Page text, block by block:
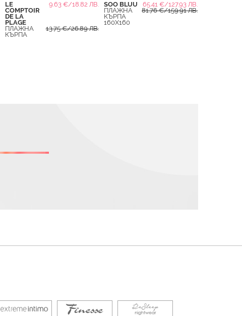
LE
COMPTOIR
DE LA
PLAGE
9.63 €/18.82 ЛВ.
ПЛАЖНА
КЪРПА
13.75 €/26.89 ЛВ.
SOO BLUU
65.41 €/127.93 ЛВ.
ПЛАЖНА
КЪРПА
160X160
81.76 €/159.91 ЛВ.